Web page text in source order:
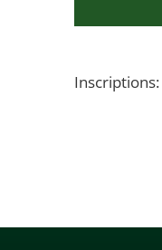
Inscriptions: